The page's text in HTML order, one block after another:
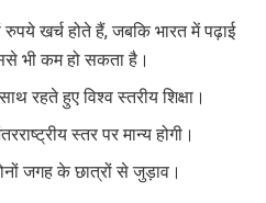
खर्च होते हैं, जबकि भारत में पढ़ाई
भी कम हो सकता है।
रहते हुए विश्व स्तरीय शिक्षा।
स्तर पर मान्य होगी।
जगह के छात्रों से जुड़ाव।